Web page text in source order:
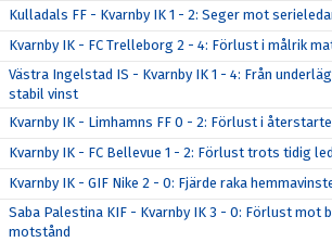
Kulladals FF - Kvarnby IK 1 - 2: Seger mot
Kvarnby IK - FC Trelleborg 2 - 4: Förlust i målrik
Västra Ingelstad IS - Kvarnby IK 1 - 4: Från
stabil vinst
Kvarnby IK - Limhamns FF 0 - 2: Förlust i
Kvarnby IK - FC Bellevue 1 - 2: Förlust trots tidig
Kvarnby IK - GIF Nike 2 - 0: Fjärde raka
Saba Palestina KIF - Kvarnby IK 3 - 0: Förlust mot
motstånd